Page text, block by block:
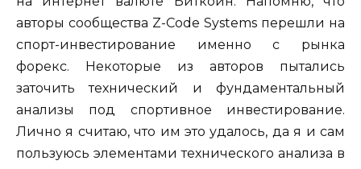
авторы сообщества Z-Code Systems перешли на
спорт-инвестирование именно с рынка
форекс. Некоторые из авторов пытались
заточить технический и фундаментальный
анализы под спортивное инвестирование.
Лично я считаю, что им это удалось, да я и сам
пользуюсь элементами технического анализа в